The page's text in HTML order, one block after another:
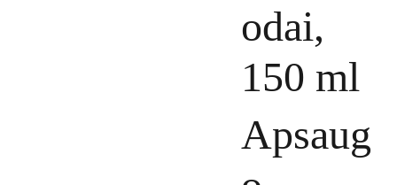
odai,
150 ml
Apsaug